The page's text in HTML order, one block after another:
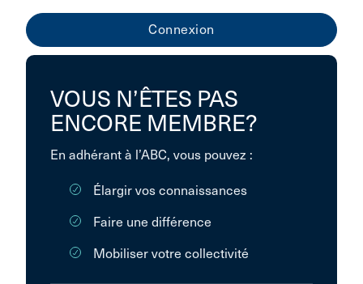
VOUS N’ÊTES PAS
ENCORE MEMBRE?
En adhérant à l’ABC, vous pouvez :
Élargir vos connaissances
Faire une différence
Mobiliser votre collectivité